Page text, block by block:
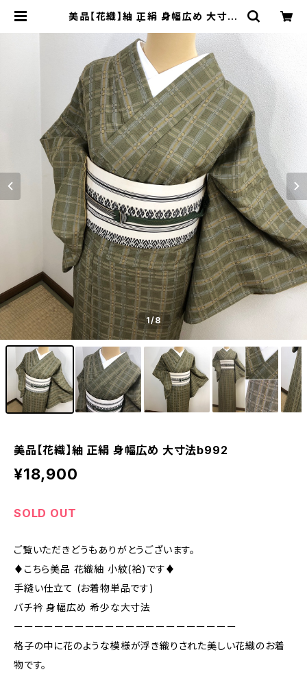
美品【花織】紬 正絹 身幅広め 大寸法
1/8
美品【花織】紬 正絹 身幅広め 大寸法b992
¥18,900
SOLD OUT
ご覧いただきどうもありがとうございます。
♦︎こちら美品 花織紬 小紋(袷)です♦︎
手縫い仕立て (お着物単品です)
バチ衿 身幅広め 希少な大寸法
ーーーーーーーーーーーーーーーーーーーーーー
格子の中に花のような模様が浮き織りされた美しい花織のお着
物です。